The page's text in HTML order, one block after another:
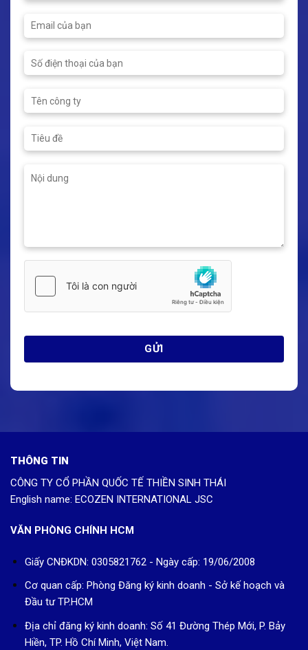
THÔNG TIN
CÔNG TY CỔ PHẦN QUỐC TẾ THIỀN SINH THÁI
English name: ECOZEN INTERNATIONAL JSC
VĂN PHÒNG CHÍNH HCM
Giấy CNĐKDN: 0305821762 - Ngày cấp: 19/06/2008
Cơ quan cấp: Phòng Đăng ký kinh doanh - Sở kế hoạch và
Đầu tư TP.HCM
Địa chỉ đăng ký kinh doanh: Số 41 Đường Thép Mới, P. Bảy
Hiền, TP. Hồ Chí Minh, Việt Nam.